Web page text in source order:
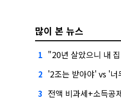
많이 본 뉴스
1 "20년 살았으니 내
2 '2조는 받아야' vs '너무 비
3 전액 비과세+소득공